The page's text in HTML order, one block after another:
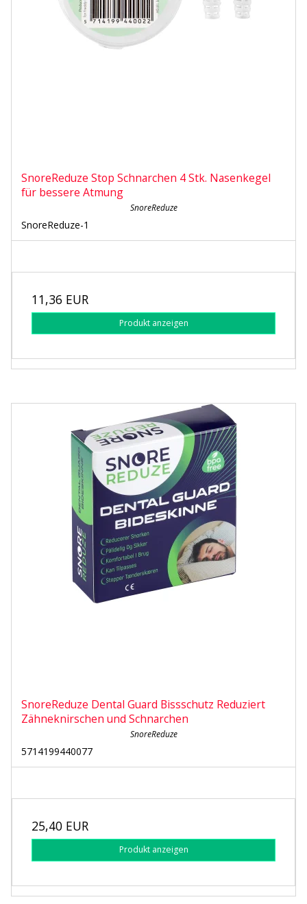
SnoreReduze Stop Schnarchen 4 Stk. Nasenkegel
für bessere Atmung
SnoreReduze
SnoreReduze-1
11,36 EUR
Produkt anzeigen
SnoreReduze Dental Guard Bissschutz Reduziert
Zähneknirschen und Schnarchen
SnoreReduze
5714199440077
25,40 EUR
Produkt anzeigen